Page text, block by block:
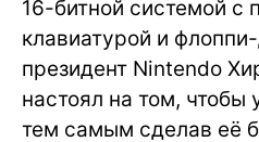
16-битной системой с
клавиатурой и
президент Nintendo
настоял на том, чтобы
тем самым сделав её